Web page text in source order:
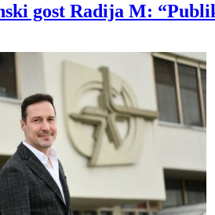
gost Radija M: